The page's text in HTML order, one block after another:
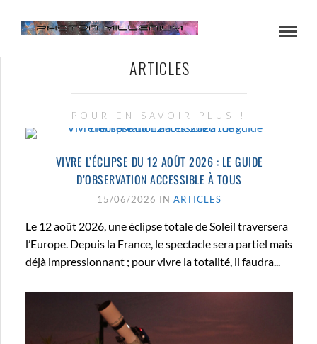
ARTICLES
POUR EN SAVOIR PLUS !
VIVRE L’ÉCLIPSE DU 12 AOÛT 2026 : LE GUIDE
D’OBSERVATION ACCESSIBLE À TOUS
15/06/2026 IN ARTICLES
Le 12 août 2026, une éclipse totale de Soleil traversera
l’Europe. Depuis la France, le spectacle sera partiel mais
déjà impressionnant ; pour vivre la totalité, il faudra...